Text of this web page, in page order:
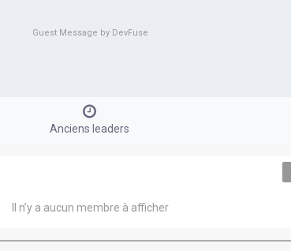
Guest Message by DevFuse
Anciens leaders
Il n’y a aucun membre à afficher